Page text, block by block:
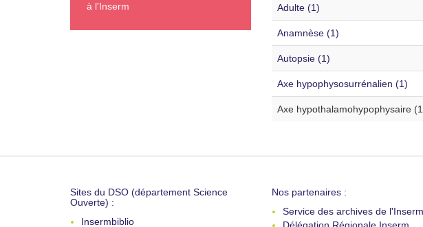
à l'Inserm
Adulte (1)
Anamnèse (1)
Autopsie (1)
Axe hypophysosurrénalien (1)
Axe hypothalamohypophysaire
Sites du DSO (département Science
Ouverte) :
Insermbiblio
Nos partenaires :
Service des archives de l'Inserm